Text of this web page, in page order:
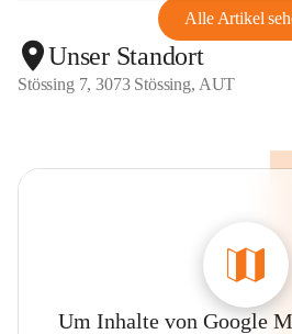
Alle Artikel
Unser Standort
Stössing 7, 3073 Stössing, AUT
Um Inhalte von Google